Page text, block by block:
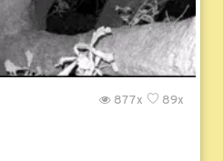
89x
877x